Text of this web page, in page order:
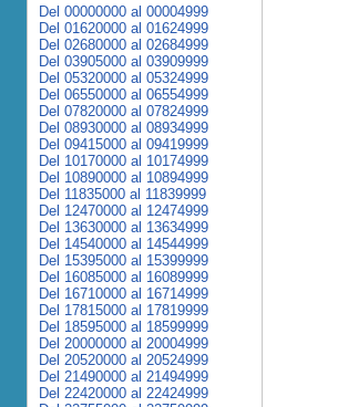
Del 00000000 al 00004999
Del 01620000 al 01624999
Del 02680000 al 02684999
Del 03905000 al 03909999
Del 05320000 al 05324999
Del 06550000 al 06554999
Del 07820000 al 07824999
Del 08930000 al 08934999
Del 09415000 al 09419999
Del 10170000 al 10174999
Del 10890000 al 10894999
Del 11835000 al 11839999
Del 12470000 al 12474999
Del 13630000 al 13634999
Del 14540000 al 14544999
Del 15395000 al 15399999
Del 16085000 al 16089999
Del 16710000 al 16714999
Del 17815000 al 17819999
Del 18595000 al 18599999
Del 20000000 al 20004999
Del 20520000 al 20524999
Del 21490000 al 21494999
Del 22420000 al 22424999